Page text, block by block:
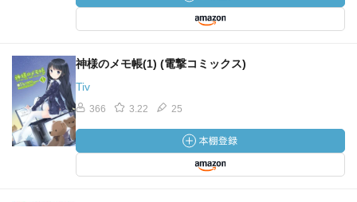
神様のメモ帳(1) (電撃コミックス)
Tiv
366 3.22 25